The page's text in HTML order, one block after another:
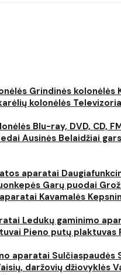
Grindinės kolonėlės
kolonėlės
Blu-ray, DVD, CD,
Ausinės Belaidžiai
aparatai
Garų puodai
Kavamalės
Ledukų gaminimo
Pieno putų plaktuvas
aparatai Sulčiaspaudės
daržovių džiovyklės